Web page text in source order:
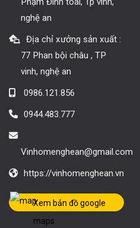
nghệ an
Địa chỉ xưởng sản xuất :
77 Phan bội châu , TP
vinh, nghệ an
0986.121.856
0944.483.777
Vinhomenghean@gmail.com
https://vinhomenghean.vn
Xem bản đồ google
maps